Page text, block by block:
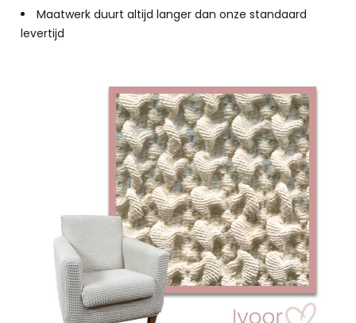
Maatwerk duurt altijd langer dan onze standaard
levertijd